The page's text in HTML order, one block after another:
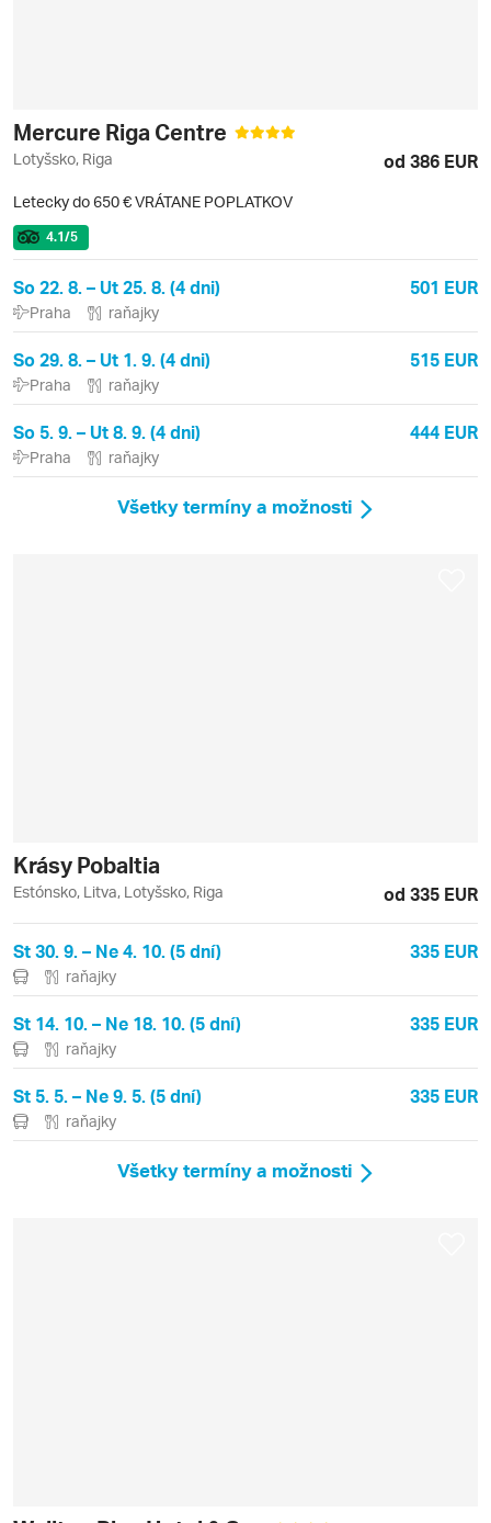
Mercure Riga Centre
Lotyšsko, Riga od 386 EUR
Letecky do 650 € VRÁTANE POPLATKOV
4.1/5
So 22. 8. – Ut 25. 8. (4 dni) 501 EUR
Praha raňajky
So 29. 8. – Ut 1. 9. (4 dni) 515 EUR
Praha raňajky
So 5. 9. – Ut 8. 9. (4 dni) 444 EUR
Praha raňajky
Všetky termíny a možnosti
Krásy Pobaltia
Estónsko, Litva, Lotyšsko, Riga od 335 EUR
St 30. 9. – Ne 4. 10. (5 dní) 335 EUR
raňajky
St 14. 10. – Ne 18. 10. (5 dní) 335 EUR
raňajky
St 5. 5. – Ne 9. 5. (5 dní) 335 EUR
raňajky
Všetky termíny a možnosti